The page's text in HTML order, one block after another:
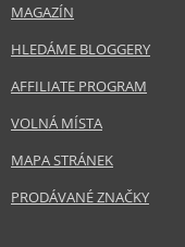
MAGAZÍN
HLEDÁME BLOGGERY
AFFILIATE PROGRAM
VOLNÁ MÍSTA
MAPA STRÁNEK
PRODÁVANÉ ZNAČKY